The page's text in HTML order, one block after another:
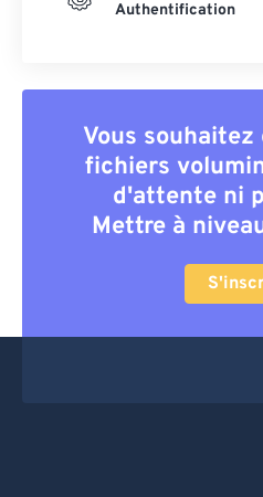
Authentification
Vous
fichiers
d'attente ni
Mettre à